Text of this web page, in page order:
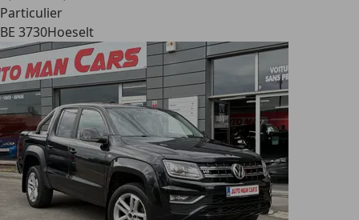
Particulier
BE 3730Hoeselt